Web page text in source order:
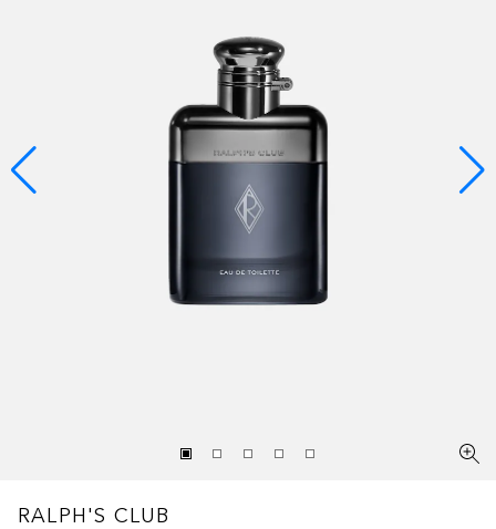
RALPH'S CLUB